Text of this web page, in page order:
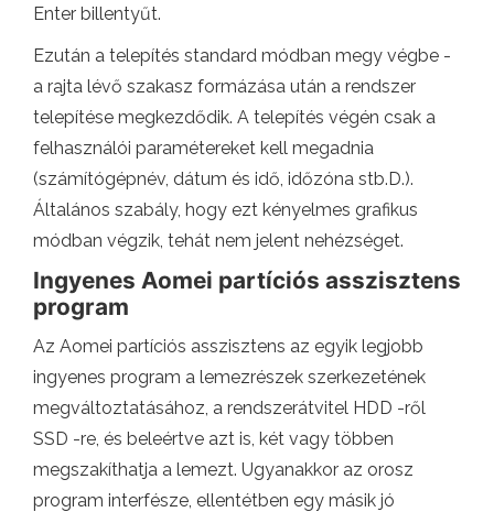
Enter billentyűt.
Ezután a telepítés standard módban megy végbe -
a rajta lévő szakasz formázása után a rendszer
telepítése megkezdődik. A telepítés végén csak a
felhasználói paramétereket kell megadnia
(számítógépnév, dátum és idő, időzóna stb.D.).
Általános szabály, hogy ezt kényelmes grafikus
módban végzik, tehát nem jelent nehézséget.
Ingyenes Aomei partíciós asszisztens
program
Az Aomei partíciós asszisztens az egyik legjobb
ingyenes program a lemezrészek szerkezetének
megváltoztatásához, a rendszerátvitel HDD -ről
SSD -re, és beleértve azt is, két vagy többen
megszakíthatja a lemezt. Ugyanakkor az orosz
program interfésze, ellentétben egy másik jó